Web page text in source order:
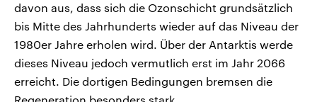
davon aus, dass sich die Ozonschicht grundsätzlich
bis Mitte des Jahrhunderts wieder auf das Niveau der
1980er Jahre erholen wird. Über der Antarktis werde
dieses Niveau jedoch vermutlich erst im Jahr 2066
erreicht. Die dortigen Bedingungen bremsen die